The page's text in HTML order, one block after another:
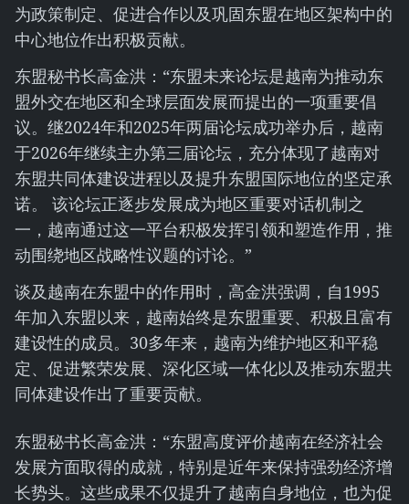
为政策制定、促进合作以及巩固东盟在地区架构中的
中心地位作出积极贡献。
东盟秘书长高金洪：“东盟未来论坛是越南为推动东
盟外交在地区和全球层面发展而提出的一项重要倡
议。继2024年和2025年两届论坛成功举办后，越南
于2026年继续主办第三届论坛，充分体现了越南对
东盟共同体建设进程以及提升东盟国际地位的坚定承
诺。 该论坛正逐步发展成为地区重要对话机制之
一，越南通过这一平台积极发挥引领和塑造作用，推
动围绕地区战略性议题的讨论。”
谈及越南在东盟中的作用时，高金洪强调，自1995
年加入东盟以来，越南始终是东盟重要、积极且富有
建设性的成员。30多年来，越南为维护地区和平稳
定、促进繁荣发展、深化区域一体化以及推动东盟共
同体建设作出了重要贡献。
东盟秘书长高金洪：“东盟高度评价越南在经济社会
发展方面取得的成就，特别是近年来保持强劲经济增
长势头。这些成果不仅提升了越南自身地位，也为促